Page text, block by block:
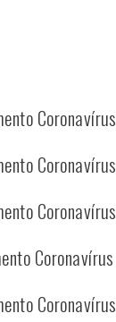
Coronavírus
Coronavírus
Coronavírus
Coronavírus
Coronavírus